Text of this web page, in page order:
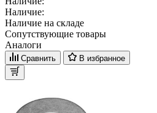
Наличие:
Наличие на складе
Сопутствующие товары
Аналоги
Сравнить В избранное